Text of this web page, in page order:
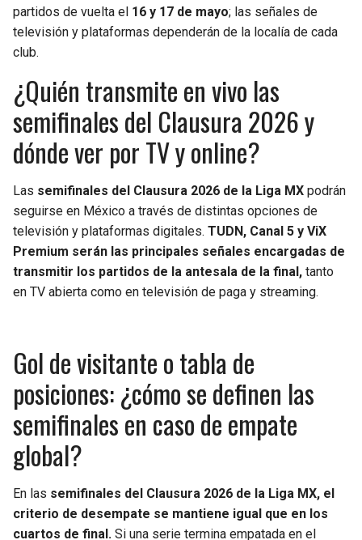
partidos de vuelta el 16 y 17 de mayo; las señales de
televisión y plataformas dependerán de la localía de cada
club.
¿Quién transmite en vivo las
semifinales del Clausura 2026 y
dónde ver por TV y online?
Las semifinales del Clausura 2026 de la Liga MX podrán
seguirse en México a través de distintas opciones de
televisión y plataformas digitales. TUDN, Canal 5 y ViX
Premium serán las principales señales encargadas de
transmitir los partidos de la antesala de la final, tanto
en TV abierta como en televisión de paga y streaming.
Gol de visitante o tabla de
posiciones: ¿cómo se definen las
semifinales en caso de empate
global?
En las semifinales del Clausura 2026 de la Liga MX, el
criterio de desempate se mantiene igual que en los
cuartos de final. Si una serie termina empatada en el